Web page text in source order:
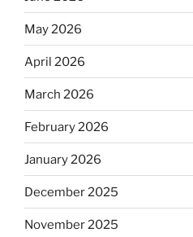
May 2026
April 2026
March 2026
February 2026
January 2026
December 2025
November 2025